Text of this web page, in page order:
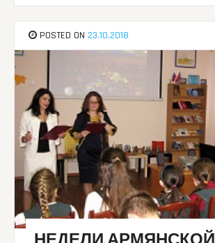
POSTED ON 23.10.2018